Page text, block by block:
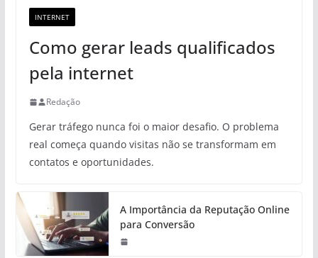
INTERNET
Como gerar leads qualificados
pela internet
Redação
Gerar tráfego nunca foi o maior desafio. O problema
real começa quando visitas não se transformam em
contatos e oportunidades.
A Importância da Reputação Online
para Conversão